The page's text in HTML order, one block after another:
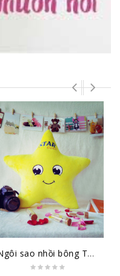
Ngôi sao nhồi bông TBNS